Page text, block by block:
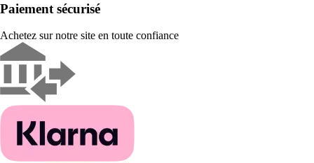
Paiement sécurisé
Achetez sur notre site en toute confiance